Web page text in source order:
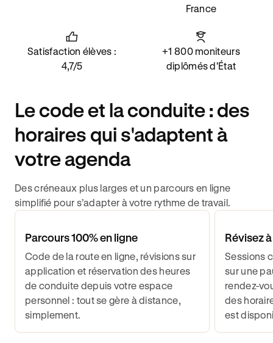
France
Satisfaction élèves :
4,7/5
+1 800 moniteurs
diplômés d'État
Le code et la conduite : des
horaires qui s'adaptent à
votre agenda
Des créneaux plus larges et un parcours en ligne
simplifié pour s’adapter à votre rythme de travail.
Parcours 100% en ligne
Code de la route en ligne, révisions sur
application et réservation des heures
de conduite depuis votre espace
personnel : tout se gère à distance,
simplement.
Révisez
Sessions
sur une
rendez-
des
est